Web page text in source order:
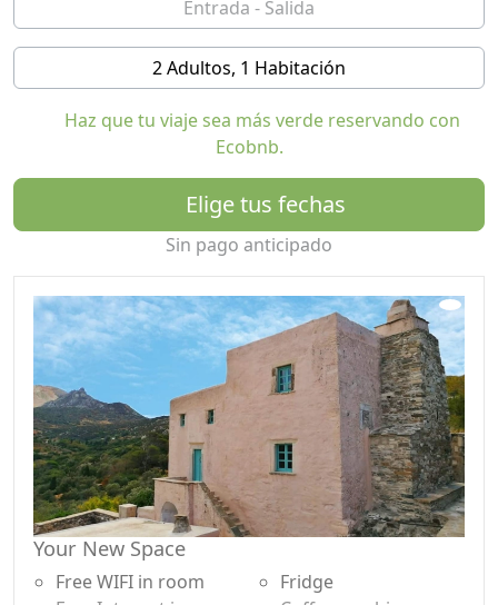
2 Adultos, 1 Habitación
Haz que tu viaje sea más verde reservando con
Ecobnb.
Elige tus fechas
Sin pago anticipado
Your New Space
Free WIFI in room
Fridge